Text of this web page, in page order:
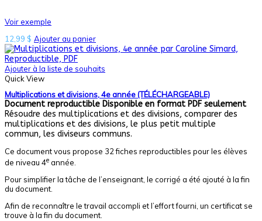
Voir exemple
12,99 $ Ajouter au panier
Ajouter à la liste de souhaits
Quick View
Multiplications et divisions, 4e année (TÉLÉCHARGEABLE)
Document reproductible Disponible en format PDF seulement
Résoudre des multiplications et des divisions, comparer des
multiplications et des divisions, le plus petit multiple
commun, les diviseurs communs.
Ce document vous propose 32 fiches reproductibles pour les élèves
de niveau 4e année.
Pour simplifier la tâche de l’enseignant, le corrigé a été ajouté à la fin
du document.
Afin de reconnaître le travail accompli et l’effort fourni, un certificat se
trouve à la fin du document.